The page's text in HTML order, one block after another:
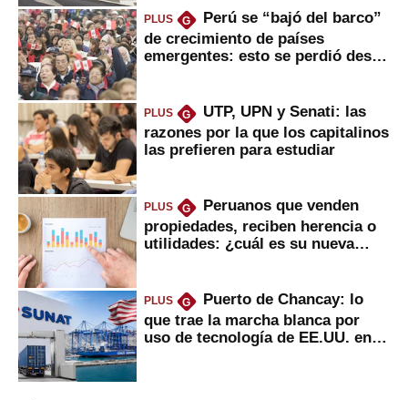
PLUS G
Perú se “bajó del barco”
de crecimiento de países
emergentes: esto se perdió desde
PLUS G
UTP, UPN y Senati: las
razones por la que los capitalinos
las prefieren para estudiar
PLUS G
Peruanos que venden
propiedades, reciben herencia o
utilidades: ¿cuál es su nueva
PLUS G
Puerto de Chancay: lo
que trae la marcha blanca por
uso de tecnología de EE.UU. en